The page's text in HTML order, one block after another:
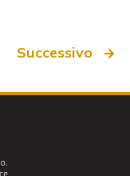
Successivo